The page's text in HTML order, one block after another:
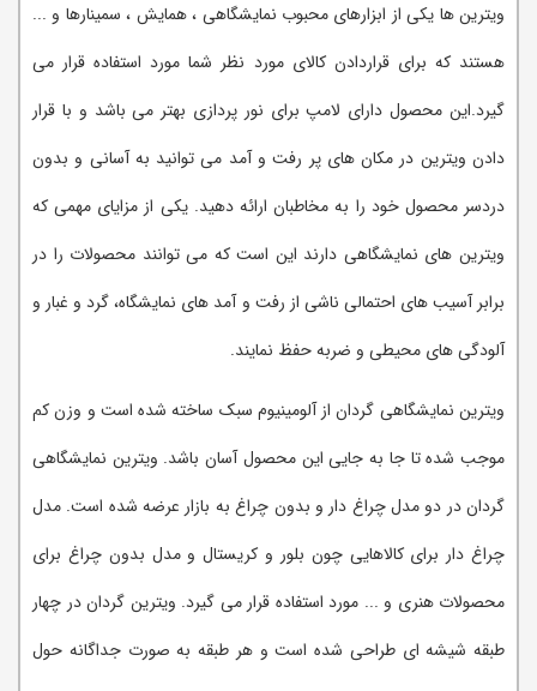
ویترین ها یکی از ابزارهای محبوب نمایشگاهی ، همایش ، سمینارها و ...
هستند که برای قراردادن کالای مورد نظر شما مورد استفاده قرار می
گیرد.این محصول دارای لامپ برای نور پردازی بهتر می باشد و با قرار
دادن ویترین در مکان های پر رفت و آمد می توانید به آسانی و بدون
دردسر محصول خود را به مخاطبان ارائه دهید. یکی از مزایای مهمی که
ویترین های نمایشگاهی دارند این است که می توانند محصولات را در
برابر آسیب های احتمالی ناشی از رفت و آمد های نمایشگاه، گرد و غبار و
آلودگی های محیطی و ضربه حفظ نمایند.
ویترین نمایشگاهی گردان از آلومینیوم سبک ساخته شده است و وزن کم
موجب شده تا جا به جایی این محصول آسان باشد. ویترین نمایشگاهی
گردان در دو مدل چراغ دار و بدون چراغ به بازار عرضه شده است. مدل
چراغ دار برای کالاهایی چون بلور و کریستال و مدل بدون چراغ برای
محصولات هنری و ... مورد استفاده قرار می گیرد. ویترین گردان در چهار
طبقه شیشه ای طراحی شده است و هر طبقه به صورت جداگانه حول